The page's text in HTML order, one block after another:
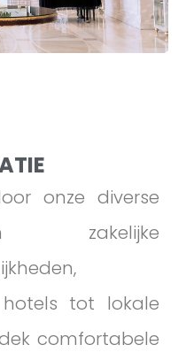
onze diverse
zakelijke
tot lokale
comfortabele